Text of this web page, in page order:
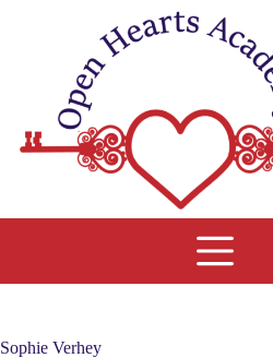
Sophie Verhey